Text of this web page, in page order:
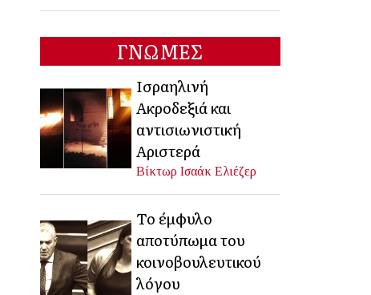
ΓΝΩΜΕΣ
Ισραηλινή
Ακροδεξιά και
αντισιωνιστική
Αριστερά
Βίκτωρ Ισαάκ Ελιέζερ
Το έμφυλο
αποτύπωμα του
κοινοβουλευτικού
λόγου